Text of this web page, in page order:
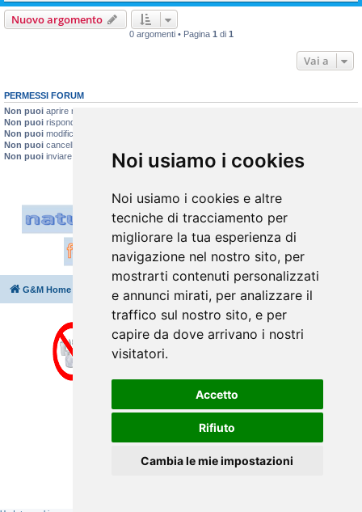
Noi usiamo i cookies
Noi usiamo i cookies e altre
tecniche di tracciamento per
migliorare la tua esperienza di
navigazione nel nostro sito, per
mostrarti contenuti personalizzati
e annunci mirati, per analizzare il
traffico sul nostro sito, e per
capire da dove arrivano i nostri
visitatori.
Accetto
Rifiuto
Cambia le mie impostazioni
Nuovo argomento
0 argomenti • Pagina 1 di 1
Vai a
PERMESSI FORUM
Non puoi aprire nuovi argomenti
Non puoi rispondere negli argomenti
Non puoi modificare i tuoi messaggi
Non puoi cancellare i tuoi messaggi
Non puoi inviare allegati
G&M Home Tutti gli orari sonoUTC+02:00
Cancella cookie
phpBB® Forum Software © phpBB Limited